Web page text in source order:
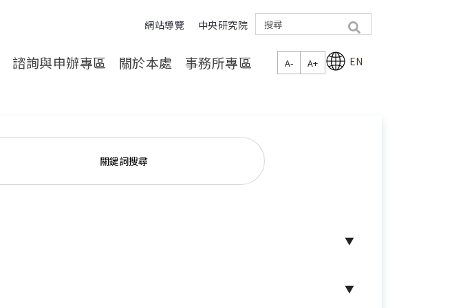
網站導覽 中央研究院 search
諮詢與申辦專區 關於本處 事務所專區 A- A+ EN
關鍵詞搜尋
▼
▼